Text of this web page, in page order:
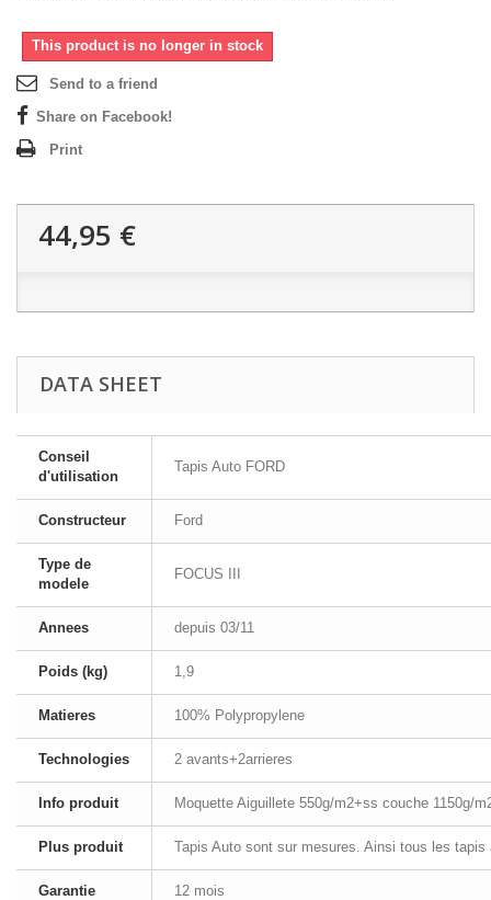
This product is no longer in stock
Send to a friend
Share on Facebook!
Print
44,95 €
DATA SHEET
Conseil
d'utilisation
Tapis Auto FORD
Constructeur Ford
Type de
modele
FOCUS III
Annees depuis 03/11
Poids (kg) 1,9
Matieres 100% Polypropylene
Technologies 2 avants+2arrieres
Info produit Moquette Aiguillete 550g/m2+ss couche 1150g/
Plus produit Tapis Auto sont sur mesures. Ainsi tous les
Garantie 12 mois